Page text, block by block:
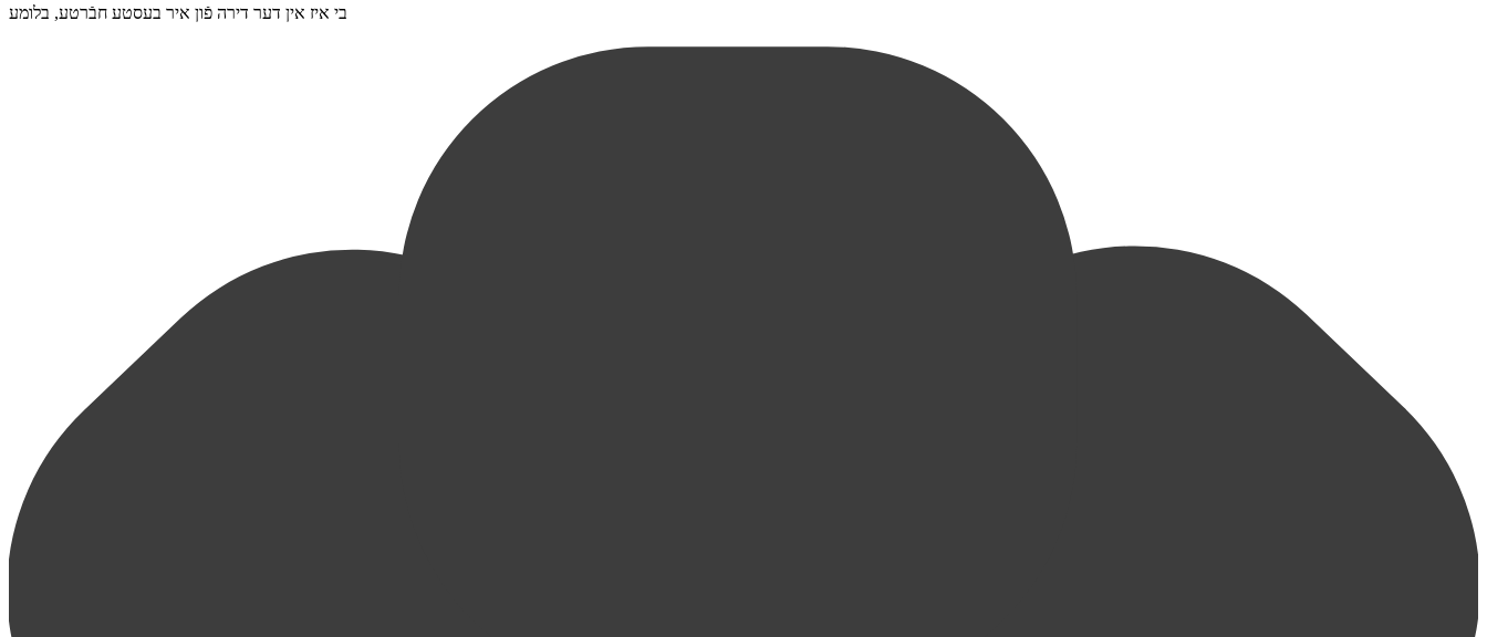
בי איז אין דער דירה פֿון איר בעסטע חבֿרטע, בלומע